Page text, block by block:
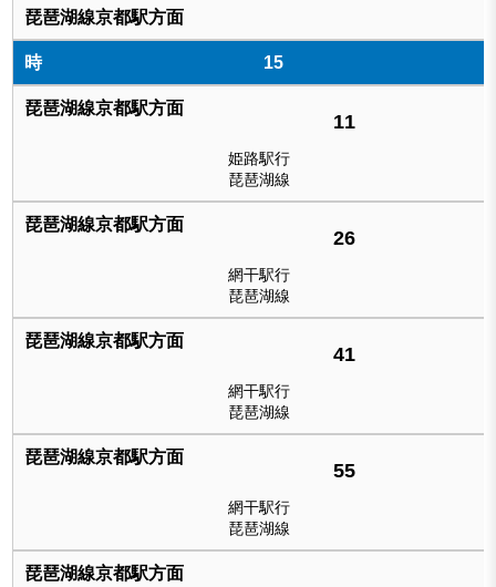
15
11
姫路駅行
琵琶湖線
26
網干駅行
琵琶湖線
41
網干駅行
琵琶湖線
55
網干駅行
琵琶湖線